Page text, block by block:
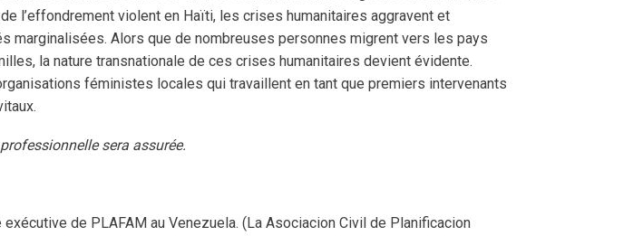
l’effondrement violent en Haïti, les crises humanitaires aggravent et
Alors que de nombreuses personnes migrent vers les pays
la nature transnationale de ces crises humanitaires devient évidente.
féministes locales qui travaillent en tant que premiers intervenants
sera assurée.
de PLAFAM au Venezuela. (La Asociacion Civil de Planificacion